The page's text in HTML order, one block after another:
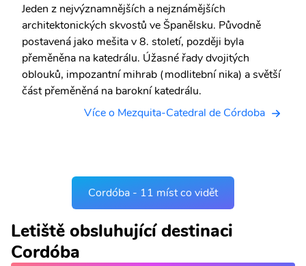
Jeden z nejvýznamnějších a nejznámějších
architektonických skvostů ve Španělsku. Původně
postavená jako mešita v 8. století, později byla
přeměněna na katedrálu. Úžasné řady dvojitých
oblouků, impozantní mihrab (modlitební nika) a světší
část přeměněná na barokní katedrálu.
Více o Mezquita-Catedral de Córdoba
Cordóba - 11 míst co vidět
Letiště obsluhující destinaci
Cordóba